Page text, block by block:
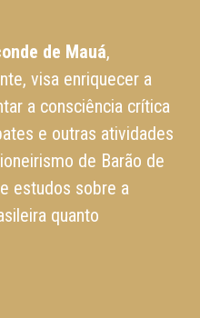
de Mauá,
visa enriquecer a
a consciência crítica
e outras atividades
de Barão de
estudos sobre a
quanto